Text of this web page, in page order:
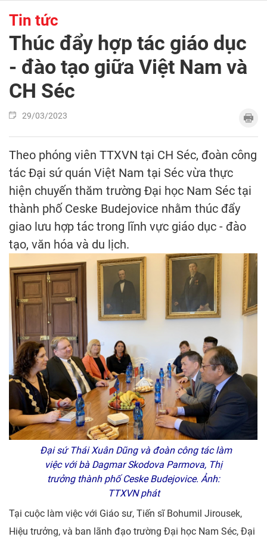
Tin tức
Thúc đẩy hợp tác giáo dục
- đào tạo giữa Việt Nam và
CH Séc
29/03/2023
Theo phóng viên TTXVN tại CH Séc, đoàn công
tác Đại sứ quán Việt Nam tại Séc vừa thực
hiện chuyến thăm trường Đại học Nam Séc tại
thành phố Ceske Budejovice nhằm thúc đẩy
giao lưu hợp tác trong lĩnh vực giáo dục - đào
tạo, văn hóa và du lịch.
Đại sứ Thái Xuân Dũng và đoàn công tác làm
việc với bà Dagmar Skodova Parmova, Thị
trưởng thành phố Ceske Budejovice. Ảnh:
TTXVN phát
Tại cuộc làm việc với Giáo sư, Tiến sĩ Bohumil Jirousek,
Hiệu trưởng, và ban lãnh đạo trường Đại học Nam Séc, Đại